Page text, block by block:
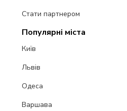
Стати партнером
Популярні міста
Київ
Львів
Одеса
Варшава